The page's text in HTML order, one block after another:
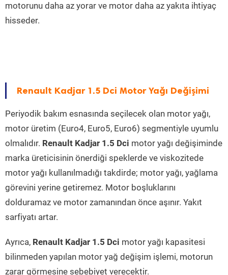
motorunu daha az yorar ve motor daha az yakıta ihtiyaç
hisseder.
Renault Kadjar 1.5 Dci Motor Yağı Değişimi
Periyodik bakım esnasında seçilecek olan motor yağı,
motor üretim (Euro4, Euro5, Euro6) segmentiyle uyumlu
olmalıdır. Renault Kadjar 1.5 Dci motor yağı değişiminde
marka üreticisinin önerdiği speklerde ve viskozitede
motor yağı kullanılmadığı takdirde; motor yağı, yağlama
görevini yerine getiremez. Motor boşluklarını
dolduramaz ve motor zamanından önce aşınır. Yakıt
sarfiyatı artar.
Ayrıca, Renault Kadjar 1.5 Dci motor yağı kapasitesi
bilinmeden yapılan motor yağ değişim işlemi, motorun
zarar görmesine sebebiyet verecektir.